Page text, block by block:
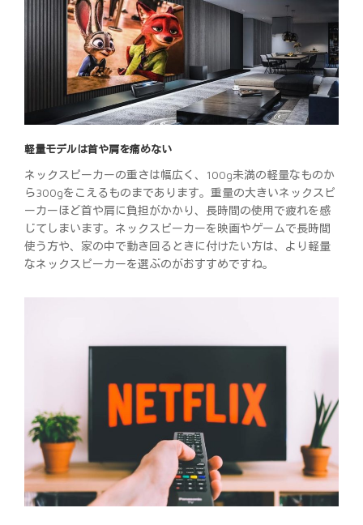
軽量モデルは首や肩を痛めない
ネックスピーカーの重さは幅広く、100g未満の軽量なものか
ら300gをこえるものまであります。重量の大きいネックスピ
ーカーほど首や肩に負担がかかり、長時間の使用で疲れを感
じてしまいます。ネックスピーカーを映画やゲームで長時間
使う方や、家の中で動き回るときに付けたい方は、より軽量
なネックスピーカーを選ぶのがおすすめですね。